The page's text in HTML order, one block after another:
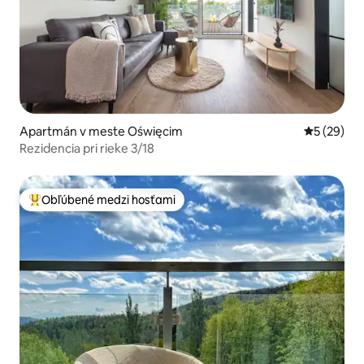
Apartmán v meste Oświęcim
5 (29)
Rezidencia pri rieke 3/18
Najobľúbenejšie medzi hosťami
Obľúbené medzi hosťami